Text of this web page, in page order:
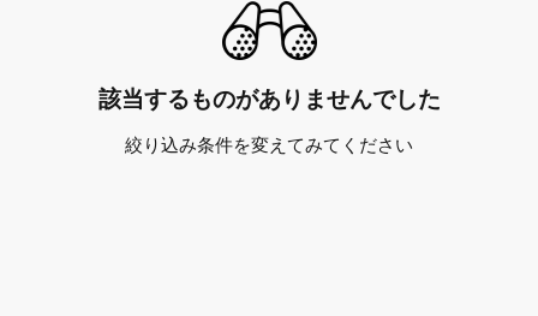
該当するものがありませんでした
絞り込み条件を変えてみてください